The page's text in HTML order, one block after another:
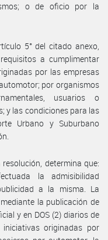
o de oficio por la
5° del citado anexo,
a cumplimentar
por las empresas
por organismos
usuarios o
y las condiciones para las
Urbano y Suburbano
determina que:
la admisibilidad
a la misma. La
la publicación de
y en DOS (2) diarios de
originadas por